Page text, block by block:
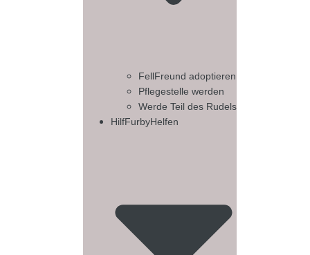
FellFreund adoptieren
Pflegestelle werden
Werde Teil des Rudels
HilfFurbyHelfen